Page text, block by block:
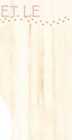
et le